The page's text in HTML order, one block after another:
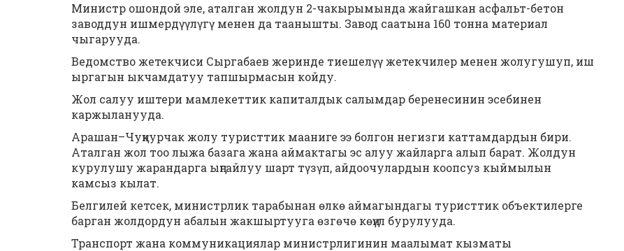
Министр ошондой эле, аталган жолдун 2-чакырымында жайгашкан асфальт-бетон
заводдун ишмердүүлүгү менен да таанышты. Завод саатына 160 тонна материал
чыгарууда.
Ведомство жетекчиси Сыргабаев жеринде тиешелүү жетекчилер менен жолугушуп, иш
ыргагын ыкчамдатуу тапшырмасын койду.
Жол салуу иштери мамлекеттик капиталдык салымдар беренесинин эсебинен
каржыланууда.
Арашан–Чуңкурчак жолу туристтик мааниге ээ болгон негизги каттамдардын бири.
Аталган жол тоо лыжа базага жана аймактагы эс алуу жайларга алып барат. Жолдун
курулушу жарандарга ыңгайлуу шарт түзүп, айдоочулардын коопсуз кыймылын
камсыз кылат.
Белгилей кетсек, министрлик тарабынан өлкө аймагындагы туристтик объектилерге
барган жолдордун абалын жакшыртууга өзгөчө көңүл бурулууда.
Транспорт жана коммуникациялар министрлигинин маалымат кызматы